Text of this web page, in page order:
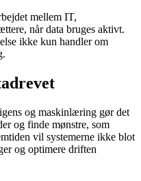
mellem IT,
når data bruges aktivt.
ikke kun handler om
og maskinlæring gør det
og finde mønstre, som
vil systemerne ikke blot
og optimere driften